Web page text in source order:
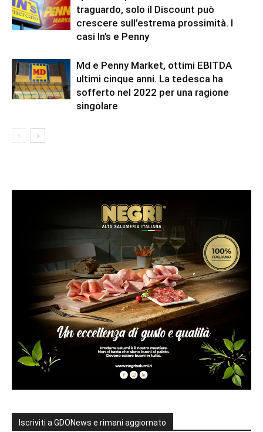
traguardo, solo il Discount può
crescere sull’estrema prossimità. I
casi In’s e Penny
Md e Penny Market, ottimi EBITDA
ultimi cinque anni. La tedesca ha
sofferto nel 2022 per una ragione
singolare
Iscriviti a GDONews e rimani aggiornato